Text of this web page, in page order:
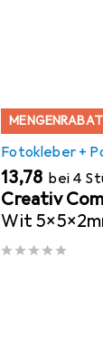
Fotokleber +
EUR
13,78 bei 4
Creativ
Wit